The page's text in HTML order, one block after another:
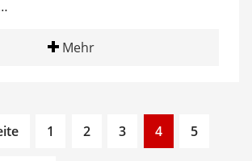
Mehr
Go
1
Go
2
Go
3
Go
to
4
Go
5